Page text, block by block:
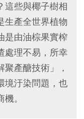
這些與椰子樹相
生產全世界植物
是由油棕果實榨
處理不易，所幸
產醣技術」，
境汙染問題，也
。